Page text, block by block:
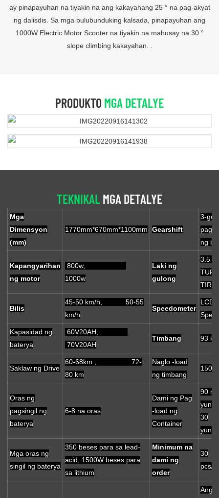
ay pinapayuhan na tiyakin na ang kakayahang 25 ° na pag-akyat
ng dalisdis. Sa mga bulubunduking kalsada, pinapayuhan ang
1000W Electric Motor Scooter na tiyakin na mahusay na 30 °
slope climbing kakayahan. .
PRODUKTO MGA DETALYE
TEKNIKALMGA DETALYE
Mga
Dimensyon
(mm)
1770mm*670mm*1100mm Gearshift
3-
ng
Kapangyarihan
ng motor
800w,
1000w
Laki ng
gulong
3.5-
TIRE
Bilis
45-50 km/h, 50-55
km/h
Speedometer
LCD
Kapasidad ng
baterya
60V20AH,
70V20AH
Timbang 93 kg
Saklaw ng Drive
60-68km , 72-
80 km
Naglo -load
ng timbang
150
Oras ng
pagsingil ng
baterya
6-8 na oras
Dami ng Pag
-load ng
Container
90
yunit/
30
yunit/
Mga oras ng
singil ng baterya
350 beses para sa lead-
acid, 1500W beses para
sa lithium
Minimum na
dami ng
order
30
pcs/
Ang